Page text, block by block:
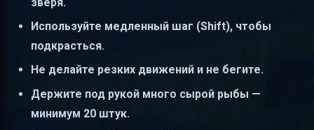
Используйте медленный шаг (Shift), чтобы
подкрасться.
Не делайте резких движений и не бегите.
Держите под рукой много сырой рыбы —
минимум 20 штук.